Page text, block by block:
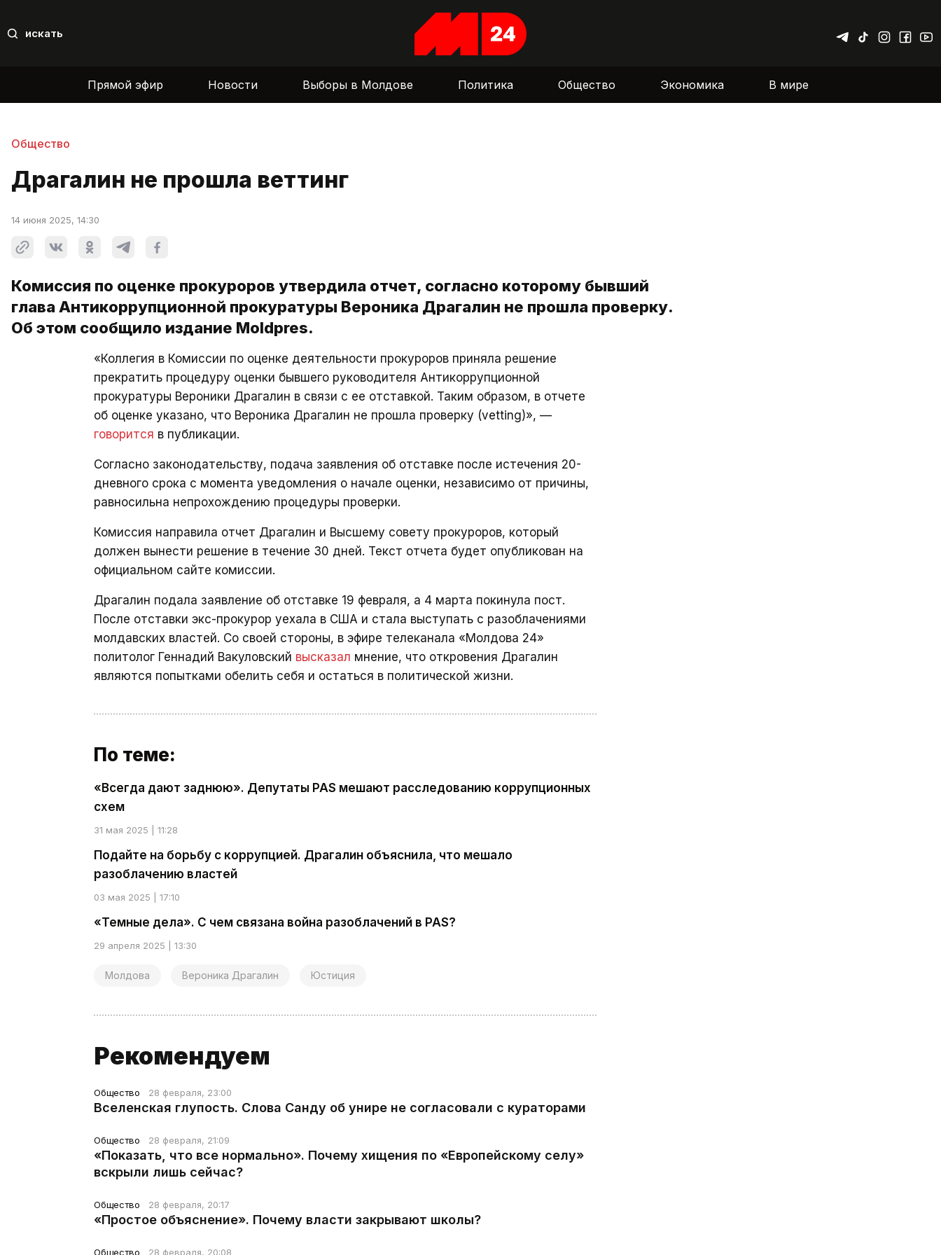
искать
Прямой эфир Новости Выборы в Молдове Политика Общество Экономика В мире
Общество
Драгалин не прошла веттинг
14 июня 2025, 14:30
Комиссия по оценке прокуроров утвердила отчет, согласно которому бывший
глава Антикоррупционной прокуратуры Вероника Драгалин не прошла проверку.
Об этом сообщило издание Moldpres.
«Коллегия в Комиссии по оценке деятельности прокуроров приняла решение
прекратить процедуру оценки бывшего руководителя Антикоррупционной
прокуратуры Вероники Драгалин в связи с ее отставкой. Таким образом, в отчете
об оценке указано, что Вероника Драгалин не прошла проверку (vetting)», —
говорится в публикации.
Согласно законодательству, подача заявления об отставке после истечения 20-
дневного срока с момента уведомления о начале оценки, независимо от причины,
равносильна непрохождению процедуры проверки.
Комиссия направила отчет Драгалин и Высшему совету прокуроров, который
должен вынести решение в течение 30 дней. Текст отчета будет опубликован на
официальном сайте комиссии.
Драгалин подала заявление об отставке 19 февраля, а 4 марта покинула пост.
После отставки экс-прокурор уехала в США и стала выступать с разоблачениями
молдавских властей. Со своей стороны, в эфире телеканала «Молдова 24»
политолог Геннадий Вакуловский высказал мнение, что откровения Драгалин
являются попытками обелить себя и остаться в политической жизни.
По теме:
«Всегда дают заднюю». Депутаты PAS мешают расследованию коррупционных
схем
31 мая 2025 | 11:28
Подайте на борьбу с коррупцией. Драгалин объяснила, что мешало
разоблачению властей
03 мая 2025 | 17:10
«Темные дела». С чем связана война разоблачений в PAS?
29 апреля 2025 | 13:30
Молдова Вероника Драгалин Юстиция
Рекомендуем
Общество 28 февраля, 23:00
Вселенская глупость. Слова Санду об унире не согласовали с кураторами
Общество 28 февраля, 21:09
«Показать, что все нормально». Почему хищения по «Европейскому селу»
вскрыли лишь сейчас?
Общество 28 февраля, 20:17
«Простое объяснение». Почему власти закрывают школы?
Общество 28 февраля, 20:08